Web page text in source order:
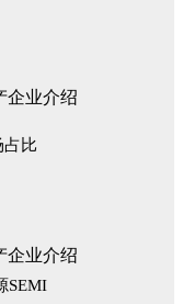
占比
SEMI